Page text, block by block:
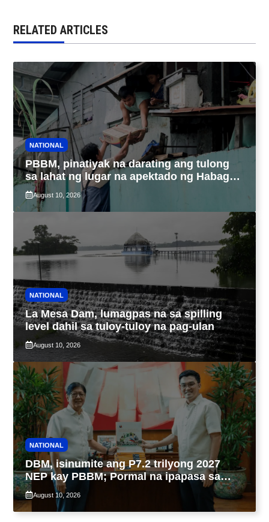
RELATED ARTICLES
NATIONAL
PBBM, pinatiyak na darating ang tulong
sa lahat ng lugar na apektado ng Habagat,
Bagyong Luis at Maymay
August 10, 2026
NATIONAL
La Mesa Dam, lumagpas na sa spilling
level dahil sa tuloy-tuloy na pag-ulan
August 10, 2026
NATIONAL
DBM, isinumite ang P7.2 trilyong 2027
NEP kay PBBM; Pormal na ipapasa sa
Kongreso bukas
August 10, 2026